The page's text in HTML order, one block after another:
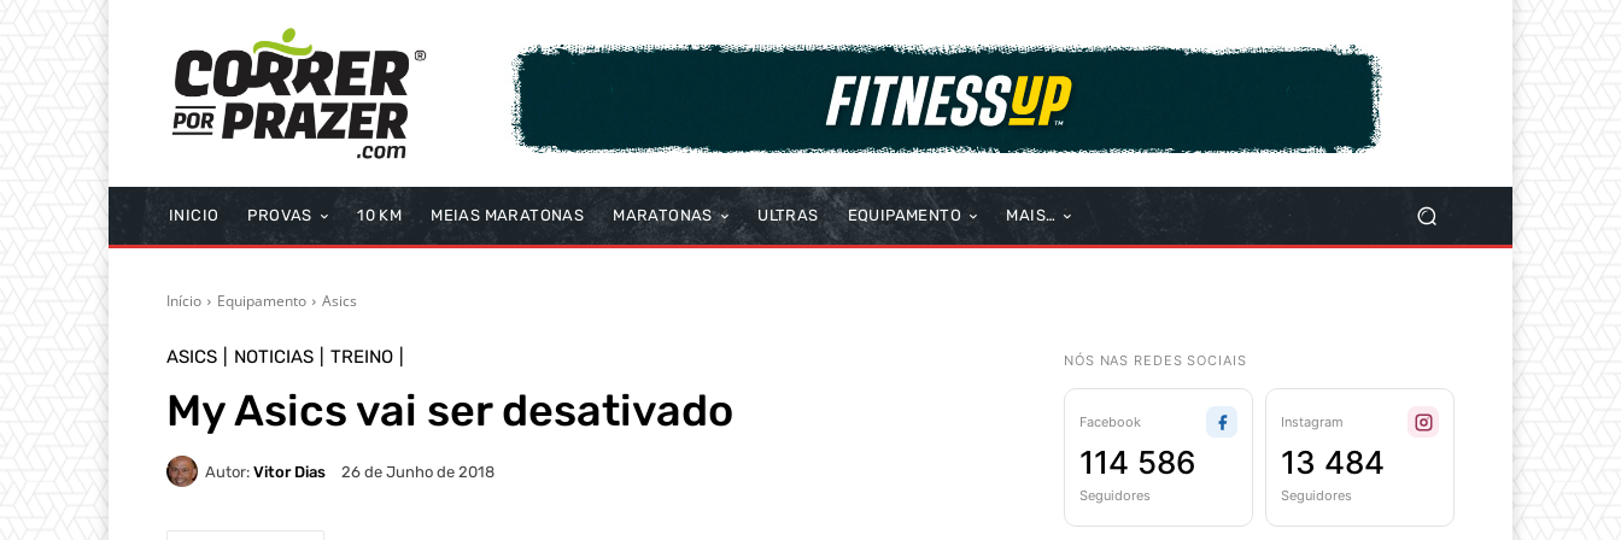
INICIO PROVAS 10 KM MEIAS MARATONAS MARATONAS ULTRAS EQUIPAMENTO MAIS…
Início Equipamento Asics
ASICS NOTICIAS TREINO
My Asics vai ser desativado
Autor: Vitor Dias 26 de Junho de 2018
NÓS NAS REDES SOCIAIS
Facebook
114 586
Seguidores
Instagram
13 484
Seguidores